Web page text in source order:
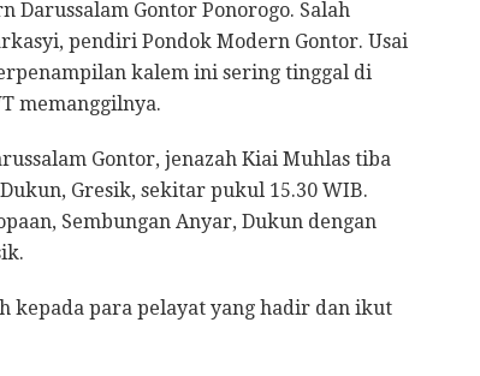
Gontor Ponorogo. Salah
pendiri Pondok Modern Gontor. Usai
kalem ini sering tinggal di
memanggilnya.
Gontor, jenazah Kiai Muhlas tiba
Gresik, sekitar pukul 15.30 WIB.
Sembungan Anyar, Dukun dengan
kepada para pelayat yang hadir dan ikut